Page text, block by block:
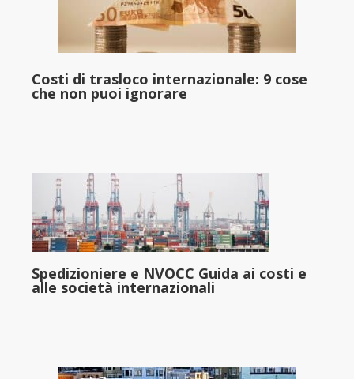
Costi di trasloco internazionale: 9 cose
che non puoi ignorare
Spedizioniere e NVOCC Guida ai costi e
alle società internazionali